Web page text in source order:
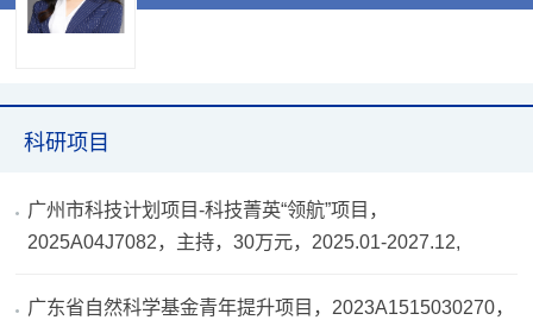
科研项目
广州市科技计划项目-科技菁英“领航”项目，
2025A04J7082，主持，30万元，2025.01-2027.12,
广东省自然科学基金青年提升项目，2023A1515030270，